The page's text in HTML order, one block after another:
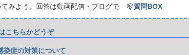
てみよう。回答は動画配信・ブログで 📪質問BOX
こちらかどうぞ
染症の対策について